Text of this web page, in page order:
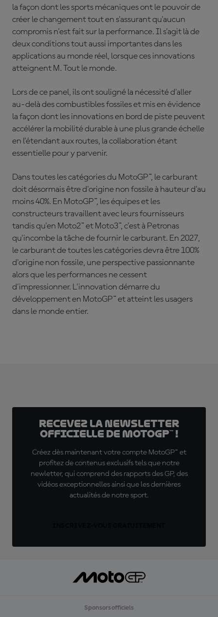
la façon dont les sports mécaniques ont le pouvoir de
créer le changement tout en s'assurant qu'aucun
compromis n'est fait sur la performance. Il s'agit là de
deux conditions tout aussi importantes dans les
applications au monde réel, lorsque ces innovations
atteignent M. Tout le monde.
Lors de ce panel, ils ont souligné la nécessité d'aller
au-delà des combustibles fossiles et mis en évidence
la façon dont les innovations en bord de piste peuvent
accélérer la mobilité durable à une plus grande échelle
en l'étendant aux routes, la collaboration étant
essentielle pour y parvenir.
Dans toutes les catégories du MotoGP™, le carburant
doit désormais être d'origine non fossile à hauteur d'au
moins 40%. En MotoGP™, les équipes et les
constructeurs travaillent avec leurs fournisseurs
tandis qu'en Moto2™ et Moto3™, c'est à Petronas
qu'incombe la tâche de fournir le carburant. En 2027,
le carburant de toutes les catégories devra être 100%
d'origine non fossile, une perspective passionnante
alors que les performances ne cessent
d'impressionner. L'innovation démarre du
développement en MotoGP™ et atteint les usagers
dans le monde entier.
Recevez la Newsletter
officielle de MotoGP™ !
Créez dès maintenant votre compte MotoGP™ et
profitez de contenus exclusifs tels que notre
newletter, qui comprend des rapports des GP, des
vidéos exceptionnelles ainsi que les dernières
actualités de notre sport.
Sponsors officiels